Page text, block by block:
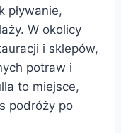
pływanie,
W okolicy
i sklepów,
potraw i
to miejsce,
podróży po